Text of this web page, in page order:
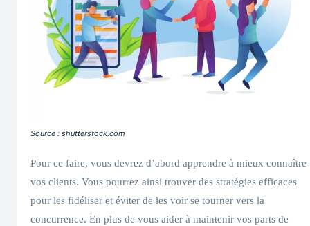
Source : shutterstock.com
Pour ce faire, vous devrez d’abord apprendre à mieux connaître
vos clients. Vous pourrez ainsi trouver des stratégies efficaces
pour les fidéliser et éviter de les voir se tourner vers la
concurrence. En plus de vous aider à maintenir vos parts de